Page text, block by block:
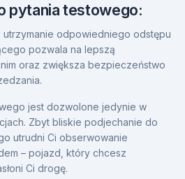
pytania testowego:
odpowiedniego odstępu
pozwala na lepszą
oraz zwiększa bezpieczeństwo
jest dozwolone jedynie w
Zbyt bliskie podjechanie do
utrudni Ci obserwowanie
– pojazd, który chcesz
Ci drogę.